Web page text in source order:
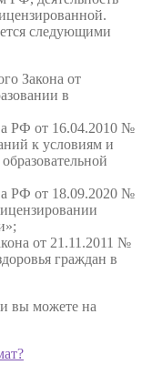
следующими
Закона от
в
РФ от 16.04.2010 №
к условиям и
РФ от 18.09.2020 №
от 21.11.2011 №
граждан в
вы можете на